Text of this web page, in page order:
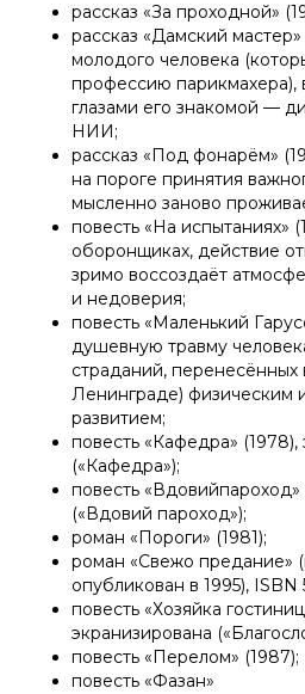
рассказ «За проходной»
рассказ «Дамский
молодого человека
профессию парикмахера),
глазами его знакомой —
НИИ;
рассказ «Под фонарём»
на пороге принятия
мысленно заново
повесть «На испытаниях»
оборонщиках, действие
зримо воссоздаёт
и недоверия;
повесть «Маленький
душевную травму
страданий, перенесённых
Ленинграде) физическим
развитием;
повесть «Кафедра» (1978),
(«Кафедра»);
повесть «Вдовийпароход»
(«Вдовий пароход»);
роман «Пороги» (1981);
роман «Свежо предание»
опубликован в 1995), ISBN
повесть «Хозяйка
экранизирована
повесть «Перелом» (1987);
повесть «Фазан»